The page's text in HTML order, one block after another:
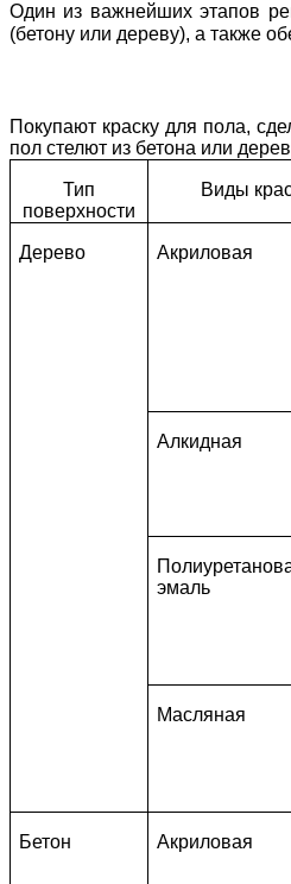
Один из важнейших этапов
(бетону или дереву), а также
Покупают краску для пола,
пол стелют из бетона или
Тип
поверхности
Виды
Дерево Акриловая
Алкидная
эмаль
Масляная
Бетон Акриловая